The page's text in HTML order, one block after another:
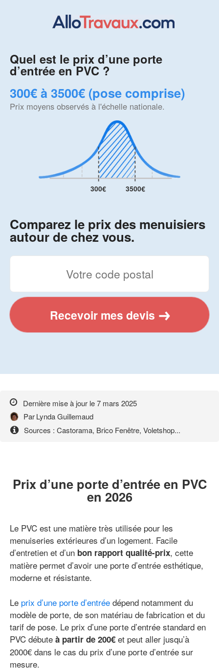
Quel est le prix d’une porte
d’entrée en PVC ?
300€ à 3500€ (pose comprise)
Prix moyens observés à l'échelle nationale.
300€ 3500€
Comparez le prix des menuisiers
autour de chez vous.
Recevoir mes devis
Dernière mise à jour le7 mars 2025
ParLynda Guillemaud
Sources : Castorama, Brico Fenêtre, Voletshop...
Prix d’une porte d’entrée en PVC
en 2026
Le PVC est une matière très utilisée pour les
menuiseries extérieures d’un logement. Facile
d’entretien et d’un bon rapport qualité-prix, cette
matière permet d’avoir une porte d’entrée esthétique,
moderne et résistante.
Le prix d’une porte d’entrée dépend notamment du
modèle de porte, de son matériau de fabrication et du
tarif de pose. Le prix d’une porte d’entrée standard en
PVC débute à partir de 200€ et peut aller jusqu’à
2000€ dans le cas du prix d’une porte d’entrée sur
mesure.